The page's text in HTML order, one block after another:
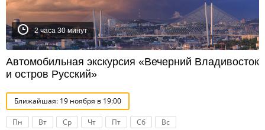
2 часа 30 минут
Автомобильная экскурсия «Вечерний Владивосток
и остров Русский»
Ближайшая: 19 ноября в 19:00
Пн Вт Ср Чт Пт Сб
Вс